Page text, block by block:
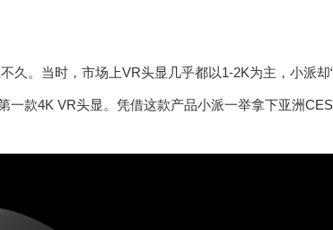
久。当时，市场上VR头显几乎都以1-2K为主，小派却
款4K VR头显。凭借这款产品小派一举拿下亚洲CES